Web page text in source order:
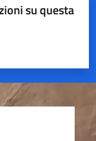
su questa